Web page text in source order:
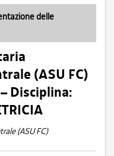
delle
(ASU FC)
Disciplina:
(ASU FC)